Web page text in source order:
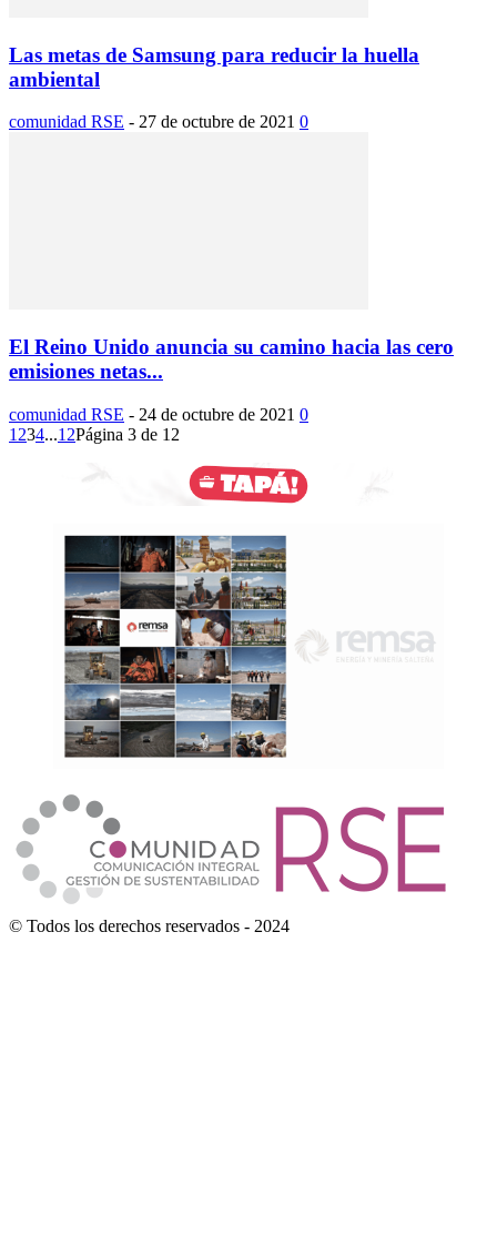
Las metas de Samsung para reducir la huella
ambiental
comunidad RSE - 27 de octubre de 2021 0
El Reino Unido anuncia su camino hacia las cero
emisiones netas...
comunidad RSE - 24 de octubre de 2021 0
1 234...12Página 3 de 12
© Todos los derechos reservados - 2024